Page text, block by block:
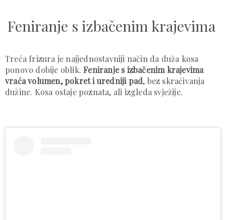
Feniranje s izbačenim krajevima
Treća frizura je najjednostavniji način da duža kosa
ponovo dobije oblik.Feniranje s izbačenim krajevima
vraća volumen, pokret i uredniji pad, bez skraćivanja
dužine. Kosa ostaje poznata, ali izgleda svježije.